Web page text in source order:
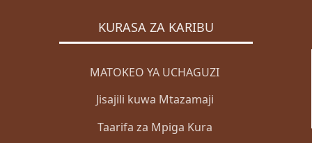
KURASA ZA KARIBU
MATOKEO YA UCHAGUZI
Jisajili kuwa Mtazamaji
Taarifa za Mpiga Kura